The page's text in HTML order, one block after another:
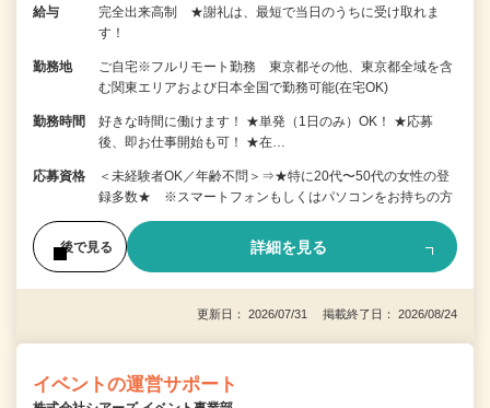
給与
完全出来高制 ★謝礼は、最短で当日のうちに受け取れま
す！
勤務地
ご自宅※フルリモート勤務 東京都その他、東京都全域を含
む関東エリアおよび日本全国で勤務可能(在宅OK)
勤務時間
好きな時間に働けます！ ★単発（1日のみ）OK！ ★応募
後、即お仕事開始も可！ ★在…
応募資格
＜未経験者OK／年齢不問＞⇒★特に20代〜50代の女性の登
録多数★ ※スマートフォンもしくはパソコンをお持ちの方
後で見る 詳細を見る
更新日： 2026/07/31 掲載終了日： 2026/08/24
イベントの運営サポート